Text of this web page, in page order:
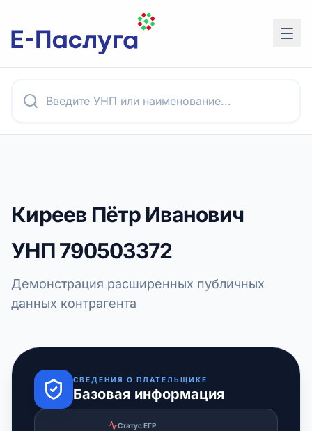
Киреев Пётр Иванович
УНП790503372
Демонстрация расширенных публичных
данных контрагента
СВЕДЕНИЯ О ПЛАТЕЛЬЩИКЕ
Базовая информация
Статус ЕГР